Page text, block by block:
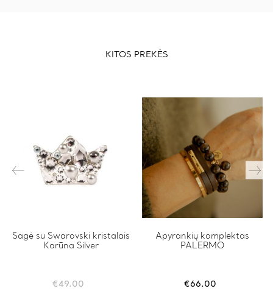
KITOS PREKĖS
Sagė su Swarovski kristalais
Karūna Silver
€49.00
Apyrankių komplektas
PALERMO
€66.00
This